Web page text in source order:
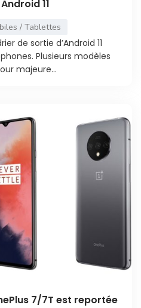
11
/ Tablettes
de sortie d’Android 11
Plusieurs modèles
majeure...
7/7T est reportée